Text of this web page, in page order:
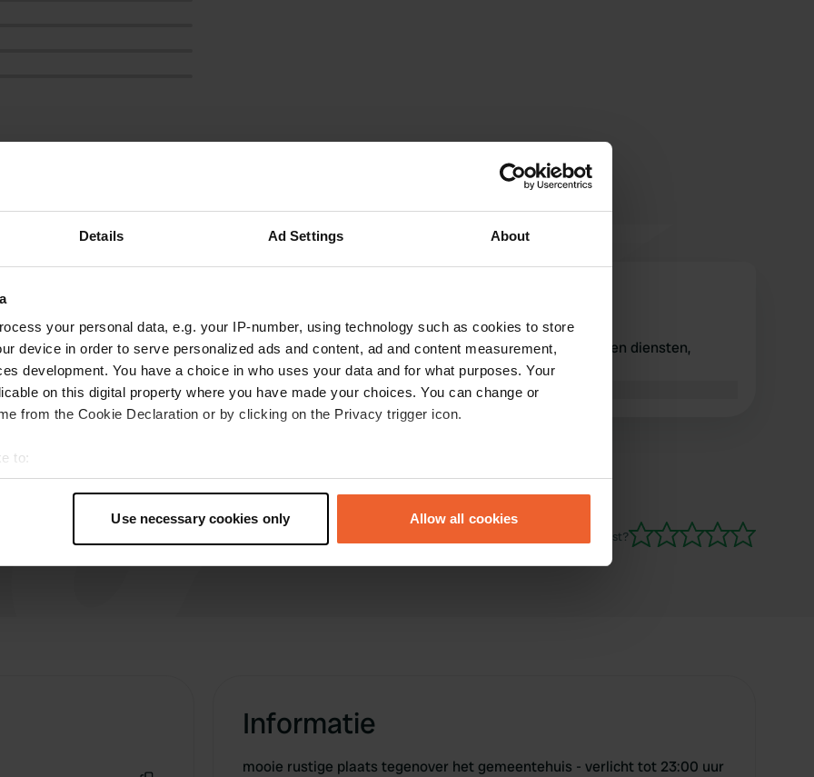
Details Ad Settings About
your personal data, e.g. your IP-number, using technology such as cookies to store
device in order to serve personalized ads and content, ad and content measurement,
development. You have a choice in who uses your data and for what purposes. Your
on this digital property where you have made your choices. You can change or
from the Cookie Declaration or by clicking on the Privacy trigger icon.
to:
geographical location which can be accurate to within several meters
personal data is processed and set your preferences in the
Use necessary cookies only Allow all cookies
de reviews
heel rustige overnachtingsplaats. sanizuil was
buiten gebruik op 14/6/19
Zeer rustige locatie, maar geen diensten,
behalve grijs water
Vertaald door GoogleOrigineel tonen
Ben jij hier geweest?
Informatie
mooie rustige plaats tegenover het gemeentehuis - verlicht tot 23:00 uur